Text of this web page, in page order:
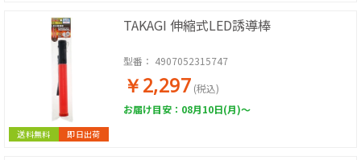
送料無料 即日出荷
TAKAGI 伸縮式LED誘導棒
型番： 4907052315747
￥2,297 (税込)
お届け目安：08月10日(月)～